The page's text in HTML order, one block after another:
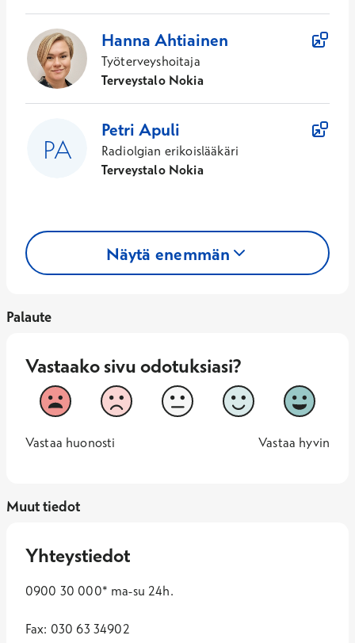
Hanna Ahtiainen
Työterveyshoitaja
Terveystalo Nokia
Petri Apuli
Radiolgian erikoislääkäri
Terveystalo Nokia
Näytä enemmän
Palaute
Vastaako sivu odotuksiasi?
Vastaako sivu odotuksiasi?
1
Vastaa huonosti
2 3 4
5
Vastaa
1 -
Vastaa huonosti
— 5 -
Vastaa hyvin
Muut tiedot
Yhteystiedot
0900 30 000* ma-su 24h.
Fax: 030 63 34902